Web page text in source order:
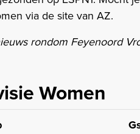
via de site van AZ.
rondom Feyenoord
Women